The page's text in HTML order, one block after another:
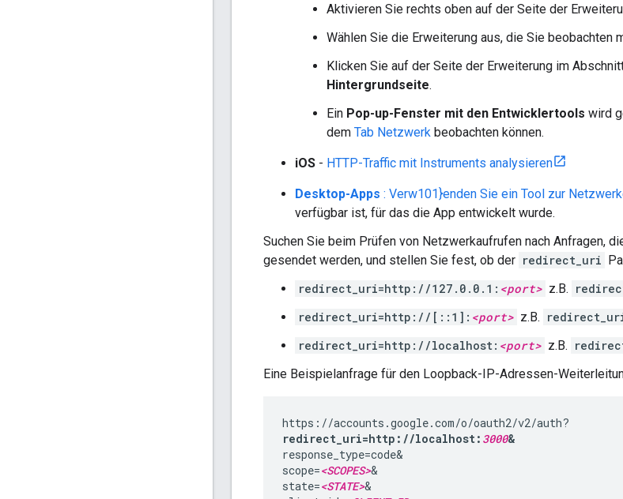
Aktivieren Sie rechts oben auf der Seite der
Wählen Sie die Erweiterung aus, die Sie beobachten
Klicken Sie auf der Seite der Erweiterung im
Hintergrundseite.
Ein Pop-up-Fenster mit den Entwicklertools wird
dem Tab Netzwerk beobachten können.
iOS - HTTP-Traffic mit Instruments analysieren
Desktop-Apps : Verw101}enden Sie ein Tool zur
verfügbar ist, für das die App entwickelt wurde.
Suchen Sie beim Prüfen von Netzwerkaufrufen nach Anfragen,
gesendet werden, und stellen Sie fest, ob der redirect_uri
redirect_uri=http://127.0.0.1: <port> z.B.
redirect_uri=http://[::1]: <port> z.B.
redirect_uri=http://localhost: <port> z.B.
Eine Beispielanfrage für den Loopback-IP-Adressen-
redirect_uri=http://localhost: 3000&
response_type=code&
scope=<SCOPES>&
state=<STATE>&